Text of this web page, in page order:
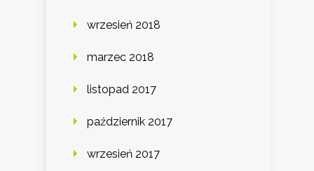
wrzesień 2018
marzec 2018
listopad 2017
październik 2017
wrzesień 2017